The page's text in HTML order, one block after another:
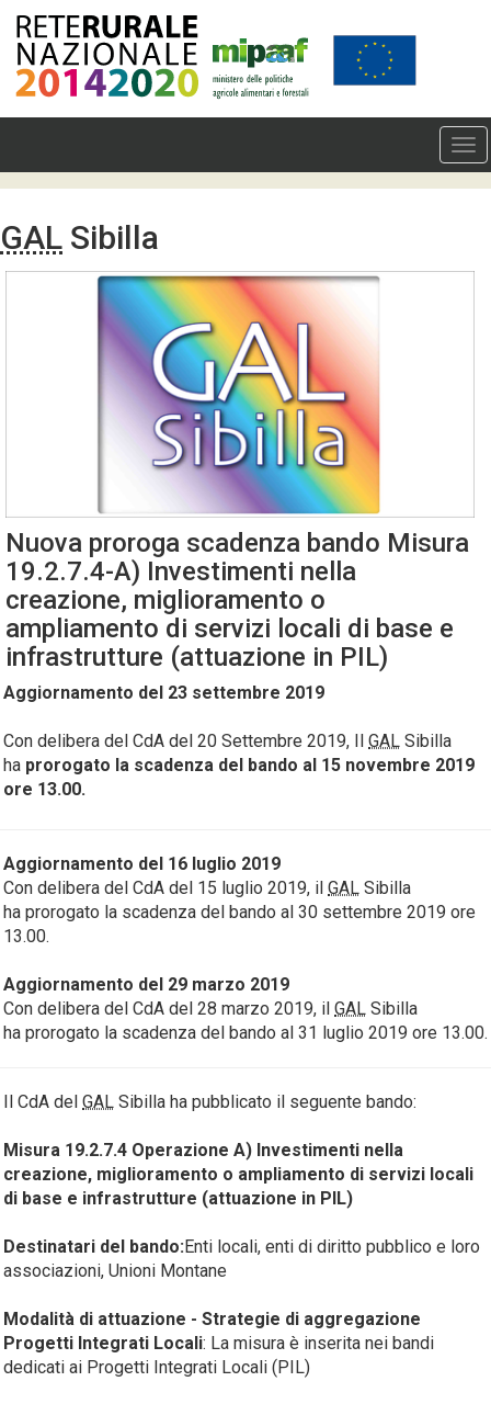
GAL Sibilla
Nuova proroga scadenza bando Misura
19.2.7.4-A) Investimenti nella
creazione, miglioramento o
ampliamento di servizi locali di base e
infrastrutture (attuazione in PIL)
Aggiornamento del 23 settembre 2019
Con delibera del CdA del 20 Settembre 2019, Il GAL Sibilla
ha prorogato la scadenza del bando al 15 novembre 2019
ore 13.00.
Aggiornamento del 16 luglio 2019
Con delibera del CdA del 15 luglio 2019, il GAL Sibilla
ha prorogato la scadenza del bando al 30 settembre 2019 ore
13.00.
Aggiornamento del 29 marzo 2019
Con delibera del CdA del 28 marzo 2019, il GAL Sibilla
ha prorogato la scadenza del bando al 31 luglio 2019 ore 13.00.
Il CdA del GAL Sibilla ha pubblicato il seguente bando:
Misura 19.2.7.4 Operazione A) Investimenti nella
creazione, miglioramento o ampliamento di servizi locali
di base e infrastrutture (attuazione in PIL)
Destinatari del bando:Enti locali, enti di diritto pubblico e loro
associazioni, Unioni Montane
Modalità di attuazione - Strategie di aggregazione
Progetti Integrati Locali: La misura è inserita nei bandi
dedicati ai Progetti Integrati Locali (PIL)